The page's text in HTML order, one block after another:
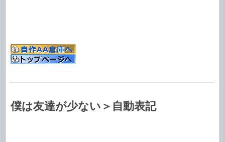
僕は友達が少ない＞自動表記